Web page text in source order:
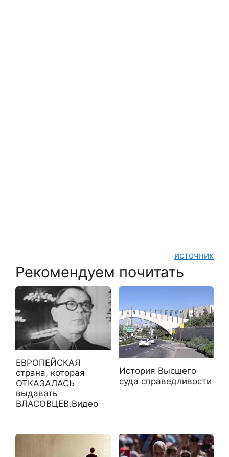
источник
Рекомендуем почитать
ЕВРОПЕЙСКАЯ
страна, которая
ОТКАЗАЛАСЬ
выдавать
ВЛАСОВЦЕВ.Видео
История Высшего
суда справедливости